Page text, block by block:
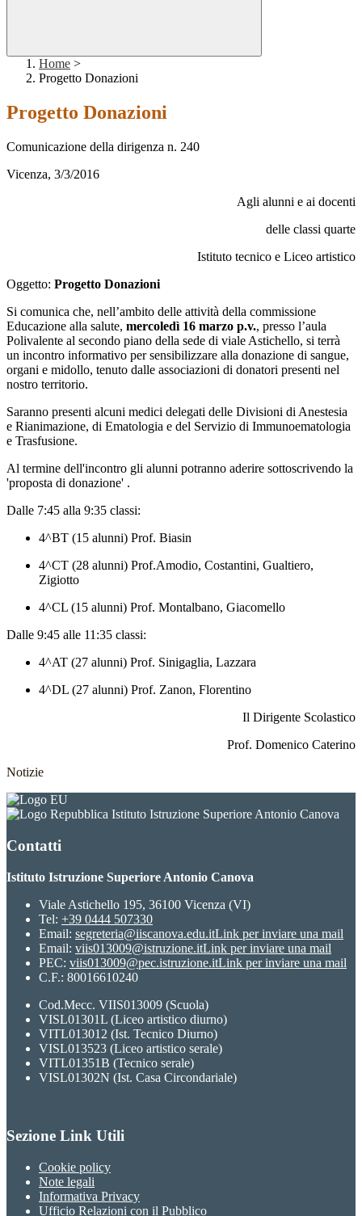
Home >
Progetto Donazioni
Progetto Donazioni
Comunicazione della dirigenza n. 240
Vicenza, 3/3/2016
Agli alunni e ai docenti
delle classi quarte
Istituto tecnico e Liceo artistico
Oggetto: Progetto Donazioni
Si comunica che, nell’ambito delle attività della commissione
Educazione alla salute, mercoledì 16 marzo p.v., presso l’aula
Polivalente al secondo piano della sede di viale Astichello, si terrà
un incontro informativo per sensibilizzare alla donazione di sangue,
organi e midollo, tenuto dalle associazioni di donatori presenti nel
nostro territorio.
Saranno presenti alcuni medici delegati delle Divisioni di Anestesia
e Rianimazione, di Ematologia e del Servizio di Immunoematologia
e Trasfusione.
Al termine dell'incontro gli alunni potranno aderire sottoscrivendo la
'proposta di donazione' .
Dalle 7:45 alla 9:35 classi:
4^BT (15 alunni) Prof. Biasin
4^CT (28 alunni) Prof.Amodio, Costantini, Gualtiero,
Zigiotto
4^CL (15 alunni) Prof. Montalbano, Giacomello
Dalle 9:45 alle 11:35 classi:
4^AT (27 alunni) Prof. Sinigaglia, Lazzara
4^DL (27 alunni) Prof. Zanon, Florentino
Il Dirigente Scolastico
Prof. Domenico Caterino
Notizie
Istituto Istruzione Superiore Antonio Canova
Contatti
Istituto Istruzione Superiore Antonio Canova
Viale Astichello 195, 36100 Vicenza (VI)
Tel: +39 0444 507330
Email: segreteria@iiscanova.edu.itLink per inviare una mail
Email: viis013009@istruzione.itLink per inviare una mail
PEC: viis013009@pec.istruzione.itLink per inviare una mail
C.F.: 80016610240
Cod.Mecc. VIIS013009 (Scuola)
VISL01301L (Liceo artistico diurno)
VITL013012 (Ist. Tecnico Diurno)
VISL013523 (Liceo artistico serale)
VITL01351B (Tecnico serale)
VISL01302N (Ist. Casa Circondariale)
Sezione Link Utili
Cookie policy
Note legali
Informativa Privacy
Ufficio Relazioni con il Pubblico